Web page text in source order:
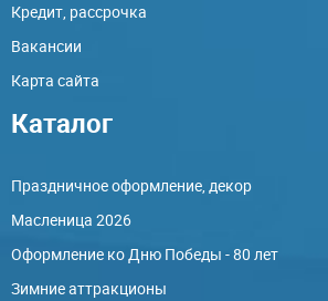
Кредит, рассрочка
Вакансии
Карта сайта
Каталог
Праздничное оформление, декор
Масленица 2026
Оформление ко Дню Победы - 80 лет
Зимние аттракционы